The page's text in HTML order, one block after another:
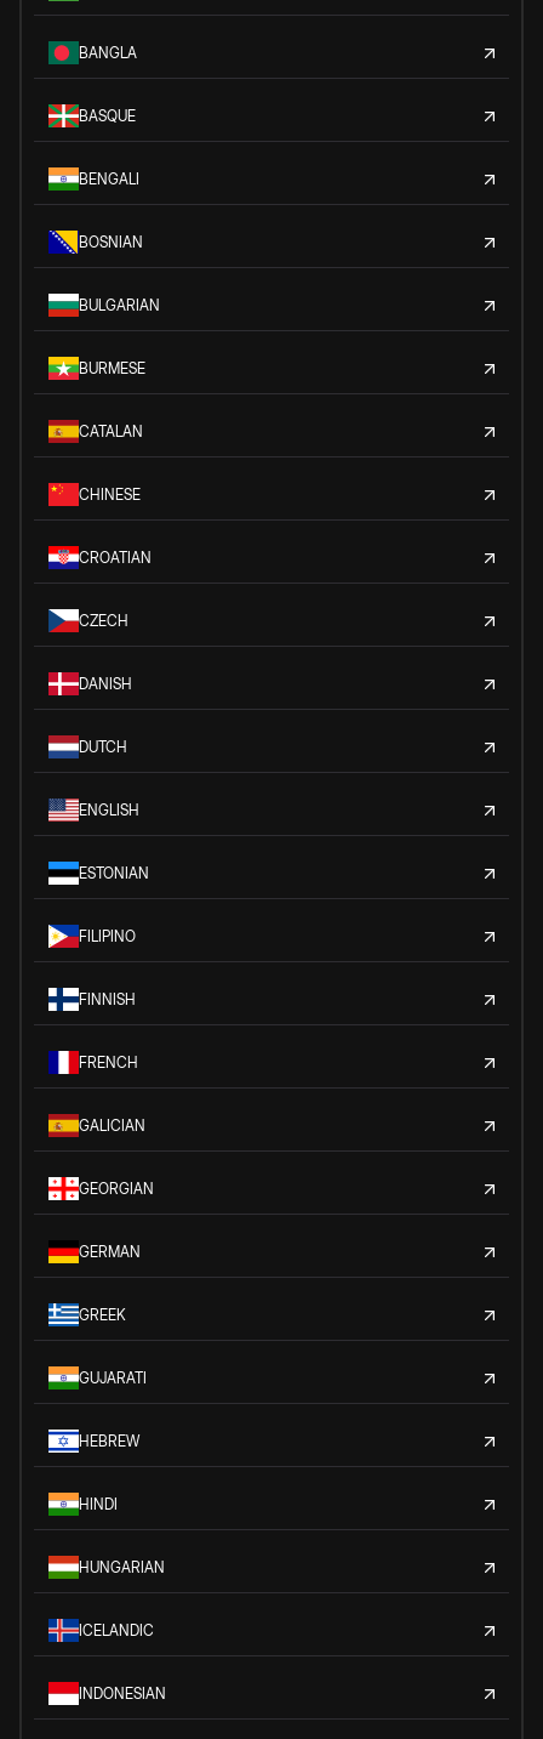
BANGLA
BASQUE
BENGALI
BOSNIAN
BULGARIAN
BURMESE
CATALAN
CHINESE
CROATIAN
CZECH
DANISH
DUTCH
ENGLISH
ESTONIAN
FILIPINO
FINNISH
FRENCH
GALICIAN
GEORGIAN
GERMAN
GREEK
GUJARATI
HEBREW
HINDI
HUNGARIAN
ICELANDIC
INDONESIAN